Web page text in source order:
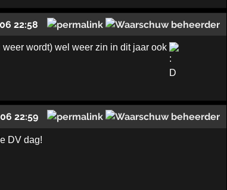
22:58
wordt) wel weer zin in dit jaar ook
22:59
DV dag!